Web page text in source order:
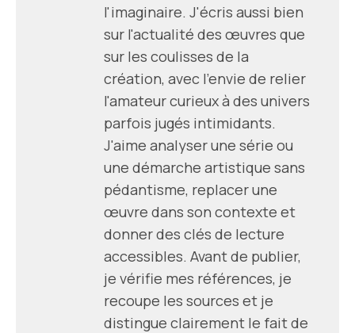
l'imaginaire. J'écris aussi bien
sur l'actualité des œuvres que
sur les coulisses de la
création, avec l'envie de relier
l'amateur curieux à des univers
parfois jugés intimidants.
J'aime analyser une série ou
une démarche artistique sans
pédantisme, replacer une
œuvre dans son contexte et
donner des clés de lecture
accessibles. Avant de publier,
je vérifie mes références, je
recoupe les sources et je
distingue clairement le fait de